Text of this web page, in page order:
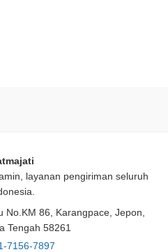
layanan pengiriman seluruh
No.KM 86, Karangpace, Jepon,
Tengah 58261
7156-7897